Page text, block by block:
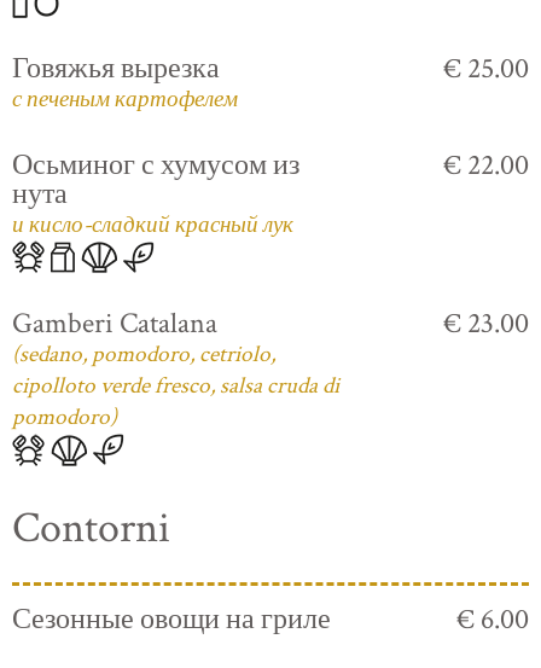
Говяжья вырезка
с печеным картофелем
€ 25.00
Осьминог с хумусом из
нута
и кисло-сладкий красный лук
€ 22.00
Gamberi Catalana
(sedano, pomodoro, cetriolo,
cipolloto verde fresco, salsa cruda di
pomodoro)
€ 23.00
Contorni
Сезонные овощи на гриле € 6.00